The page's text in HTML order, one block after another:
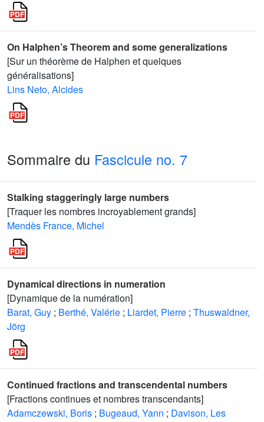
On Halphen’s Theorem and some generalizations
[Sur un théorème de Halphen et quelques
généralisations]
Lins Neto, Alcides
Sommaire du Fascicule no. 7
Stalking staggeringly large numbers
[Traquer les nombres incroyablement grands]
Mendès France, Michel
Dynamical directions in numeration
[Dynamique de la numération]
Barat, Guy ; Berthé, Valérie ; Liardet, Pierre ; Thuswaldner,
Jörg
Continued fractions and transcendental numbers
[Fractions continues et nombres transcendants]
Adamczewski, Boris ; Bugeaud, Yann ; Davison, Les